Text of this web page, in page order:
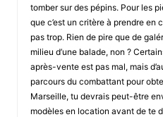
tomber sur des pépins. Pour les
que c’est un critère à prendre en
pas trop. Rien de pire que de
milieu d’une balade, non ?
après-vente est pas mal, mais
parcours du combattant pour
Marseille, tu devrais peut-être
modèles en location avant de te